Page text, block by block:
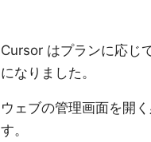
Cursor はプランに応じ
になりました。
ウェブの管理画面を開
す。